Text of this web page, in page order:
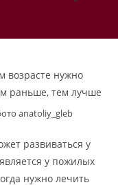
anatoliy_gleb
развиваться у
у пожилых
нужно лечить